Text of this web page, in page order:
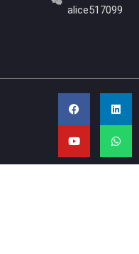
alice517099
F
a
c
e
o
o
k
L
n
k
d
i
n
Y
o
u
t
b
e
W
a
t
a
p
p